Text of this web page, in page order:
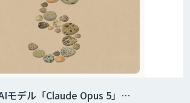
音声・画像・動画データセット販売・収
法人向けAIドライブレコーダー「ナウ
ト」
モデル「Claude Opus 5」…